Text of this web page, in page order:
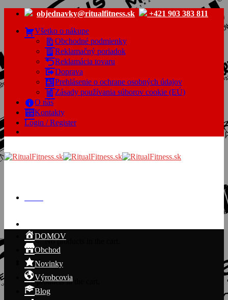
Skip
content
objednavky@ritualfitness.sk
+421 903 383 811
Všetko o nákupe
Obchodné podmienky
Reklamačný poriadok
Reklamácia tovaru
Doprava
Prehlásenie o ochrane osobných údajov
Zásady používania súborov cookie (EÚ)
O nás
Kontakty
Login / Register
No products in the cart.
Cart
No products in the cart.
DOMOV
Obchod
Novinky
Výrobcovia
Blog